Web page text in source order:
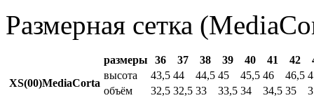
Размерная сетка
размеры 36 37 38 39 40 41 42
XS(00)MediaCorta
высота 43,5 44 44,5 45 45,5 46 46,5
объём
32,5 32,5 33 33,5 34 34,5 35